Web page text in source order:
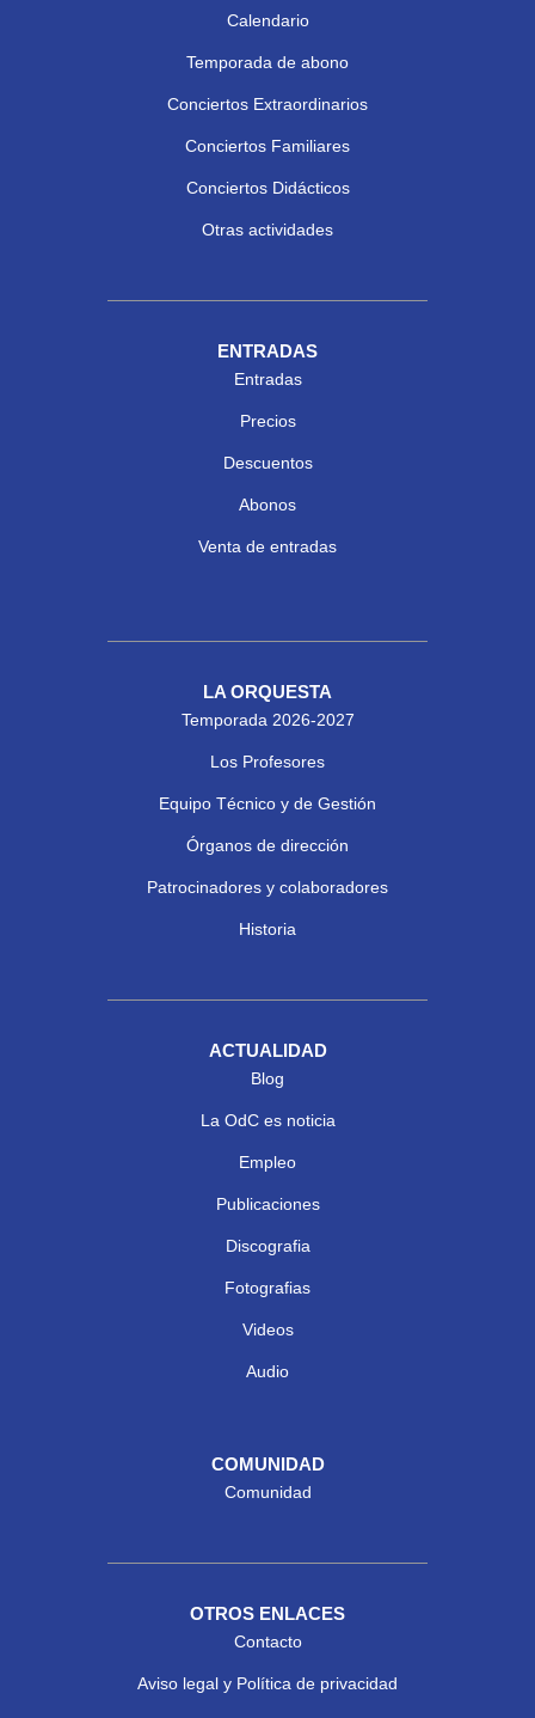
Calendario
Temporada de abono
Conciertos Extraordinarios
Conciertos Familiares
Conciertos Didácticos
Otras actividades
ENTRADAS
Entradas
Precios
Descuentos
Abonos
Venta de entradas
LA ORQUESTA
Temporada 2026-2027
Los Profesores
Equipo Técnico y de Gestión
Órganos de dirección
Patrocinadores y colaboradores
Historia
ACTUALIDAD
Blog
La OdC es noticia
Empleo
Publicaciones
Discografia
Fotografias
Videos
Audio
COMUNIDAD
Comunidad
OTROS ENLACES
Contacto
Aviso legal y Política de privacidad